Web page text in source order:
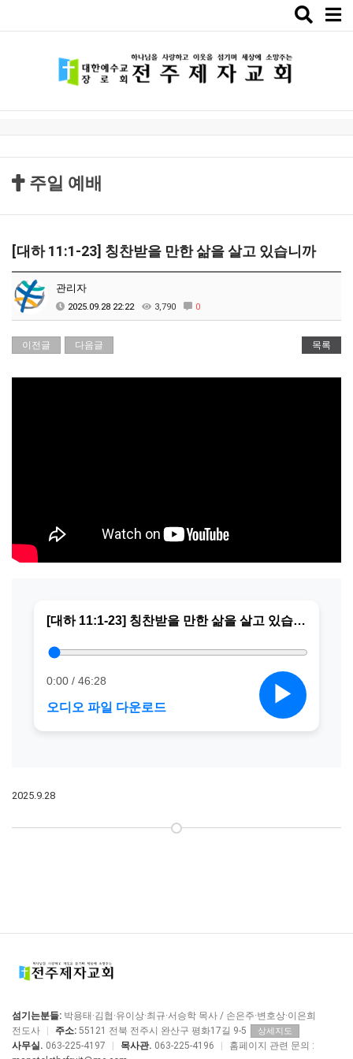
Toggle
주일 예배
[대하 11:1-23] 칭찬받을 만한 삶을 살고 있습니까
관리자
2025.09.28 22:22 3,790 0
이전글 다음글 목록
2025.9.28
섬기는분들: 박용태·김협·유이상·최규·서승학 목사 / 손은주·변호상·이은희
전도사
주소: 55121 전북 전주시 완산구 평화17길 9-5 상세지도
사무실. 063-225-4197 목사관. 063-225-4196
홈페이지 관련 문의 :